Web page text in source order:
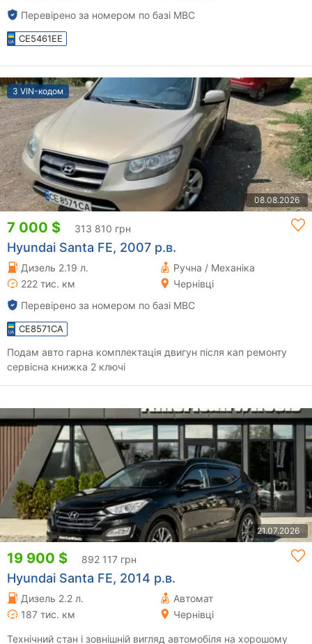
Перевірено за номером по базі МВС
CE5461EE
З VIN-кодом
08.08.2026
7 000 $ 313 810 грн
Hyundai Santa FE, 2007 р.в.
Дизель 2.19 л.
Ручна / Механіка
222 тис. км
Чернівці
Перевірено за номером по базі МВС
CE8571CA
Подам авто гарна комплектація двигун після кап ремонту
сервісна книжка 2 ключі
21.07.2026
19 900 $ 892 117 грн
Hyundai Santa FE, 2014 р.в.
Дизель 2.2 л.
Автомат
187 тис. км
Чернівці
Технічний стан і зовнішній вигляд автомобіля на хорошому